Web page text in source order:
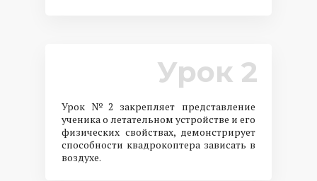
Урок 2
Урок №2 закрепляет представление
ученика о летательном устройстве и его
физических свойствах, демонстрирует
способности квадрокоптера зависать в
воздухе.